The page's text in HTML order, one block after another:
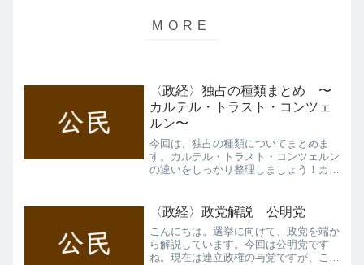
〈政経〉独占の種類まとめ 〜
カルテル・トラスト・コンツェ
ルン〜
今回は、独占の種類についてまとめま
す。カルテル・トラスト・コンツェルン
の違いをしっかり整理しましょう！カル
を協定を結んで調整することです。これ
によって、特に大企業は中小...
〈政経〉政党解説 公明党
こんにちは。選挙に向けて、政党を端か
ら解説しています。今回は公明党です
ね。現在は連立政権の与党ですが、これ